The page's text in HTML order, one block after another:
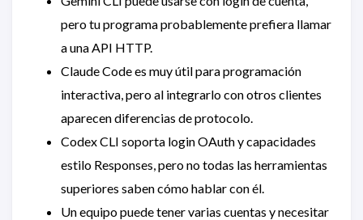
pero tu programa probablemente prefiera llamar
a una API HTTP.
Claude Code es muy útil para programación
interactiva, pero al integrarlo con otros clientes
aparecen diferencias de protocolo.
Codex CLI soporta login OAuth y capacidades
estilo Responses, pero no todas las herramientas
superiores saben cómo hablar con él.
Un equipo puede tener varias cuentas y necesitar